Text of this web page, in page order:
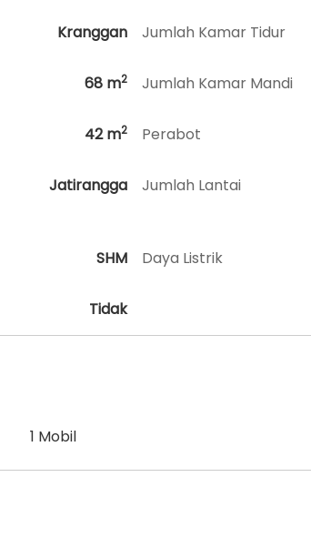
Kranggan Jumlah Kamar Tidur
68 m2 Jumlah Kamar Mandi
42m2 Perabot
Jatirangga Jumlah Lantai
SHM Daya Listrik
Tidak
1 Mobil